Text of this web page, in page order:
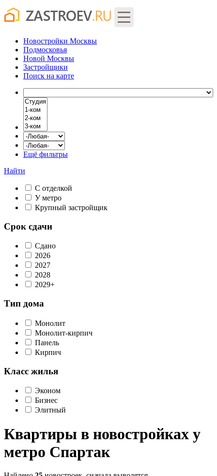
Новостройки Москвы
Подмосковья
Новой Москвы
Застройщики
Поиск на карте
Ещё фильтры
Найти
С отделкой
У метро
Крупный застройщик
Срок сдачи
Сдано
2026
2027
2028
2029+
Тип дома
Монолит
Монолит-кирпич
Панель
Кирпич
Класс жилья
Эконом
Бизнес
Элитный
Квартиры в новостройках у
метро Спартак